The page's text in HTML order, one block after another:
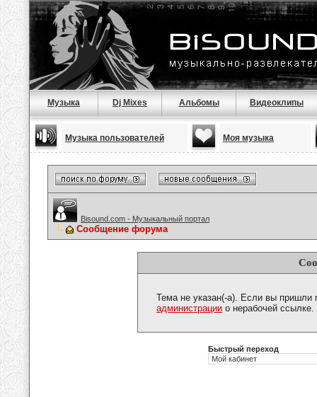
Музыка Dj Mixes Альбомы Видеоклипы
Музыка пользователей Моя музыка
Bisound.com - Музыкальный портал
Сообщение форума
Тема не указан(-а). Если вы пришли
администрации о нерабочей ссылке.
Быстрый переход